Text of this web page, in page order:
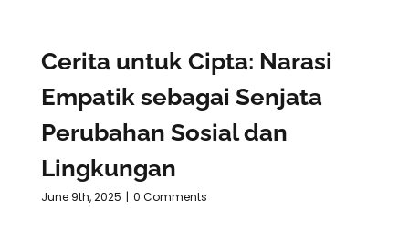
Cerita untuk Cipta: Narasi
Empatik sebagai Senjata
Perubahan Sosial dan
Lingkungan
June 9th, 2025 | 0 Comments